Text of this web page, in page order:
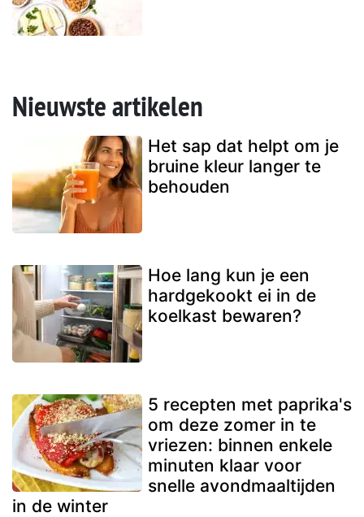
Nieuwste artikelen
Het sap dat helpt om je
bruine kleur langer te
behouden
Hoe lang kun je een
hardgekookt ei in de
koelkast bewaren?
5 recepten met paprika's
om deze zomer in te
vriezen: binnen enkele
minuten klaar voor
snelle avondmaaltijden
in de winter